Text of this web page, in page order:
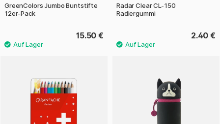
GreenColors Jumbo Buntstifte
12er-Pack
15.50 €
Radar Clear CL-150
Radiergummi
2.40 €